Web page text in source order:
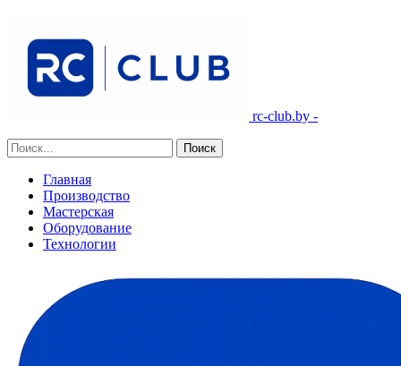
rc-club.by -
Главная
Производство
Мастерская
Оборудование
Технологии